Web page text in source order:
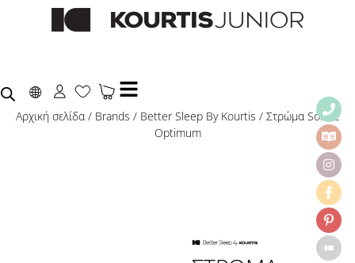
Αρχική σελίδα/ Brands / Better Sleep By Kourtis / Στρώμα Solace
Optimum